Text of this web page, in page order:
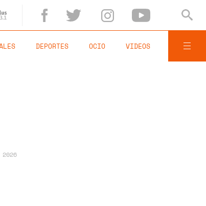
DEPORTES OCIO VIDEOS
2026